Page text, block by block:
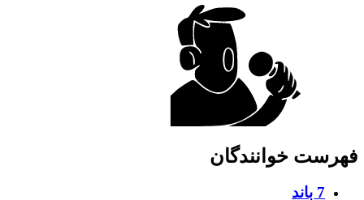
فهرست خوانندگان
7 باند